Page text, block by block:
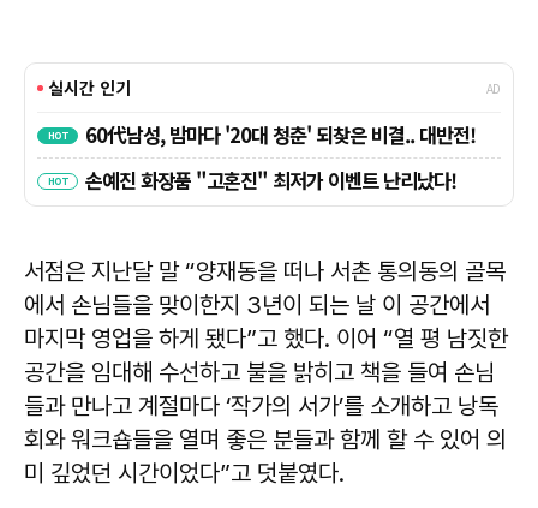
서점은 지난달 말 “양재동을 떠나 서촌 통의동의 골목
에서 손님들을 맞이한지 3년이 되는 날 이 공간에서
마지막 영업을 하게 됐다”고 했다. 이어 “열 평 남짓한
공간을 임대해 수선하고 불을 밝히고 책을 들여 손님
들과 만나고 계절마다 ‘작가의 서가’를 소개하고 낭독
회와 워크숍들을 열며 좋은 분들과 함께 할 수 있어 의
미 깊었던 시간이었다”고 덧붙였다.